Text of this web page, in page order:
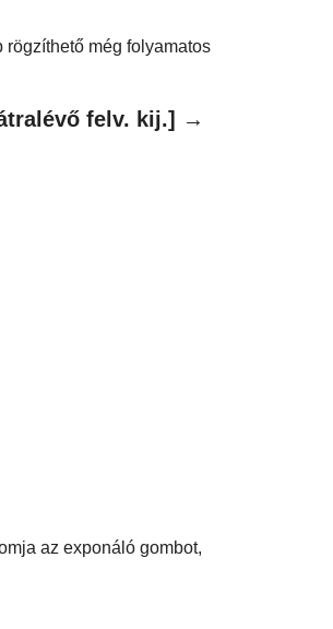
még folyamatos
felv. kij.]
→
az exponáló gombot,